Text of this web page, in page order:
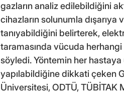
gazların analiz edilebildiğini
cihazların solunumla
tanıyabildiğini belirterek,
taramasında vücuda
söyledi. Yöntemin her
yapılabildiğine dikkati çeken
Üniversitesi, ODTÜ, TÜBİTAK